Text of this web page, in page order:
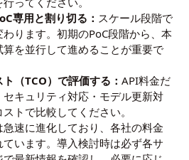
専用と割り切る： スケール段階で
ります。初期のPoC段階から、本
を並行して進めることが重要で
（TCO）で評価する：API料金だ
キュリティ対応・モデル更新対
トで比較してください。
速に進化しており、各社の料金
います。導入検討時は必ず各サ